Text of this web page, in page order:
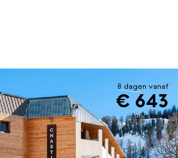
8 dagen vanaf
€ 643
incl. skipas